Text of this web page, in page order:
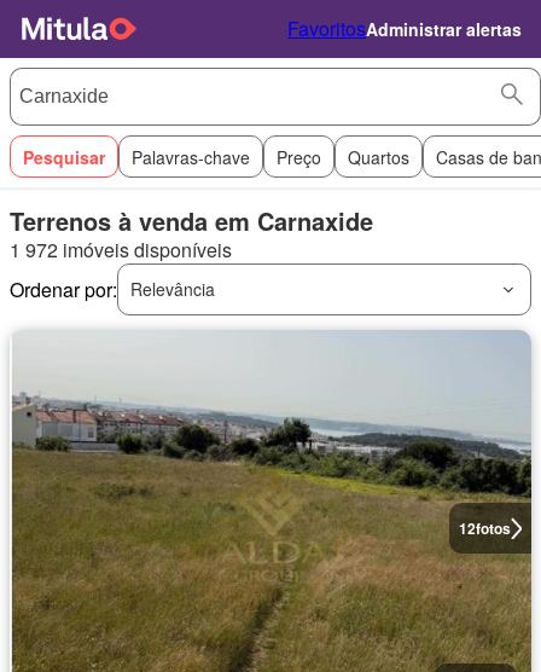
FavoritosAdministrar alertas
Pesquisar Palavras-chave Preço Quartos Casas de
Terrenos à venda em Carnaxide
1 972 imóveis disponíveis
Ordenar por:
Relevância
12fotos